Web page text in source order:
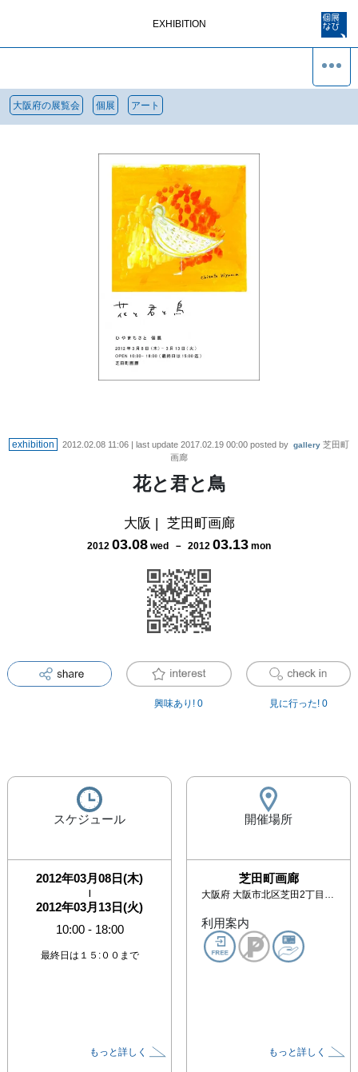
EXHIBITION
大阪府の展覧会 個展 アート
exhibition 2012.02.08 11:06 | last update 2017.02.19 00:00 posted by gallery 芝田町
画廊
花と君と鳥
大阪 | 芝田町画廊
2012 03.08 wed － 2012 03.13 mon
興味あり! 0 見に行った! 0
スケジュール
2012年03月08日(木)
|
2012年03月13日(火)
10:00- 18:00
最終日は１５:００まで
もっと詳しく
開催場所
芝田町画廊
大阪府 大阪市北区芝田2丁目9-19 イノイ第2ビル1F
利用案内
もっと詳しく